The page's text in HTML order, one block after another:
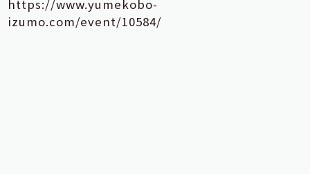
https://www.yumekobo-
izumo.com/event/10584/